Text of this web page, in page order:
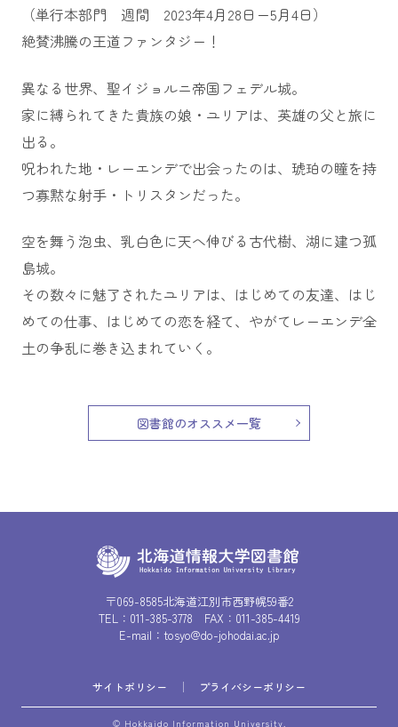
（単行本部門 週間 2023年4月28日ー5月4日）
絶賛沸騰の王道ファンタジー！
異なる世界、聖イジョルニ帝国フェデル城。
家に縛られてきた貴族の娘・ユリアは、英雄の父と旅に
出る。
呪われた地・レーエンデで出会ったのは、琥珀の瞳を持
つ寡黙な射手・トリスタンだった。
空を舞う泡虫、乳白色に天へ伸びる古代樹、湖に建つ孤
島城。
その数々に魅了されたユリアは、はじめての友達、はじ
めての仕事、はじめての恋を経て、やがてレーエンデ全
土の争乱に巻き込まれていく。
図書館のオススメ一覧
〒069-8585北海道江別市西野幌59番2
TEL： 011-385-3778 FAX：011-385-4419
E-mail： tosyo@do-johodai.ac.jp
サイトポリシー プライバシーポリシー
© Hokkaido Information University.